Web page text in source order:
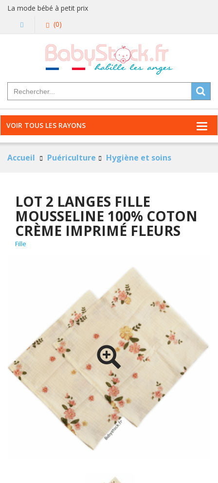
La mode bébé à petit prix
(0)
VOIR TOUS LES RAYONS
Accueil Puériculture Hygiène et soins
LOT 2 LANGES FILLE
MOUSSELINE 100% COTON
CRÈME IMPRIMÉ FLEURS
Fille